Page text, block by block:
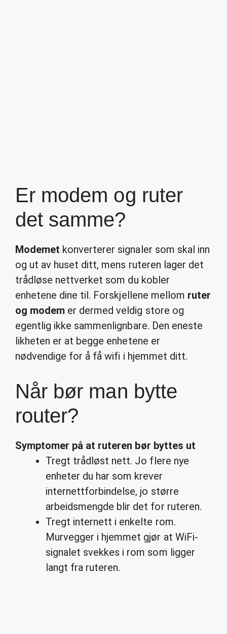
Er modem og ruter
det samme?
Modemet konverterer signaler som skal inn
og ut av huset ditt, mens ruteren lager det
trådløse nettverket som du kobler
enhetene dine til. Forskjellene mellom ruter
og modem er dermed veldig store og
egentlig ikke sammenlignbare. Den eneste
likheten er at begge enhetene er
nødvendige for å få wifi i hjemmet ditt.
Når bør man bytte
router?
Symptomer på at ruteren bør byttes ut
Tregt trådløst nett. Jo flere nye
enheter du har som krever
internettforbindelse, jo større
arbeidsmengde blir det for ruteren.
Tregt internett i enkelte rom.
Murvegger i hjemmet gjør at WiFi-
signalet svekkes i rom som ligger
langt fra ruteren.